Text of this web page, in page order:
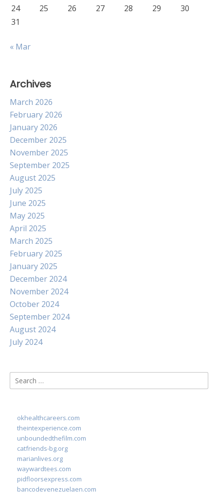
24 25 26 27 28 29
30
31
« Mar
Archives
March 2026
February 2026
January 2026
December 2025
November 2025
September 2025
August 2025
July 2025
June 2025
May 2025
April 2025
March 2025
February 2025
January 2025
December 2024
November 2024
October 2024
September 2024
August 2024
July 2024
Search
for:
okhealthcareers.com
theintexperience.com
unboundedthefilm.com
catfriends-bg.org
marianlives.org
waywardtees.com
pidfloorsexpress.com
bancodevenezuelaen.com